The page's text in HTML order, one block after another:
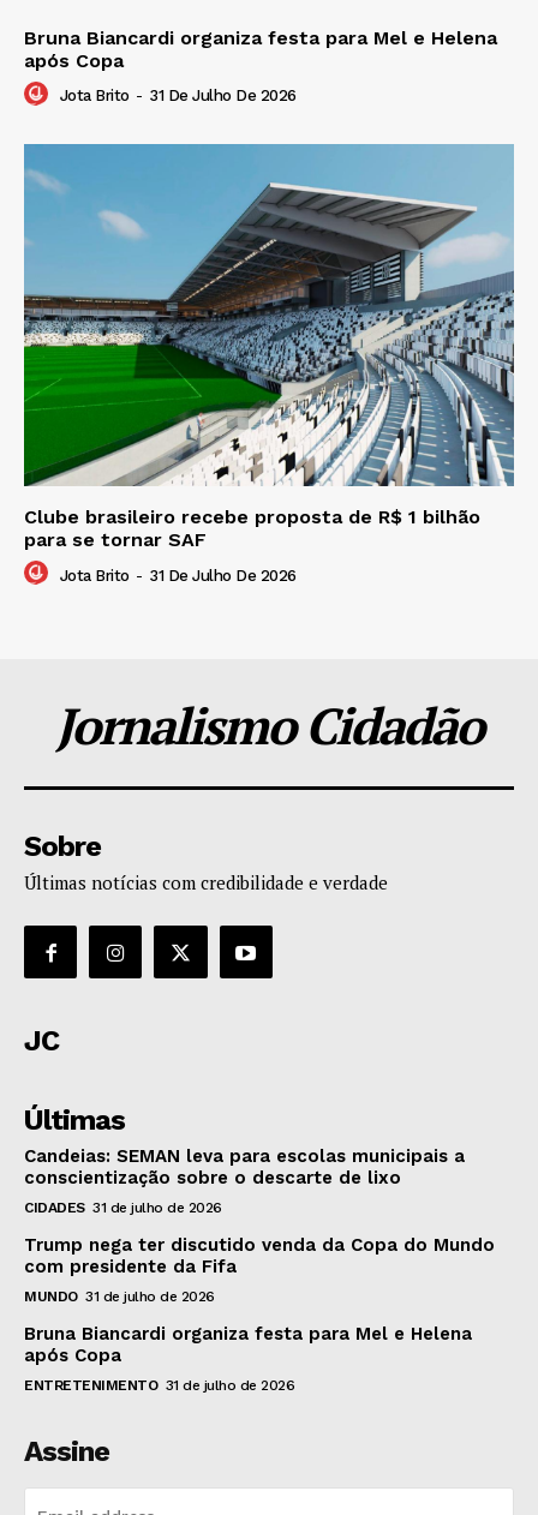
Bruna Biancardi organiza festa para Mel e Helena
após Copa
Jota Brito - 31 De Julho De 2026
Clube brasileiro recebe proposta de R$ 1 bilhão
para se tornar SAF
Jota Brito - 31 De Julho De 2026
Jornalismo Cidadão
Sobre
Últimas notícias com credibilidade e verdade
JC
Últimas
Candeias: SEMAN leva para escolas municipais a
conscientização sobre o descarte de lixo
CIDADES 31 de julho de 2026
Trump nega ter discutido venda da Copa do Mundo
com presidente da Fifa
MUNDO 31 de julho de 2026
Bruna Biancardi organiza festa para Mel e Helena
após Copa
ENTRETENIMENTO 31 de julho de 2026
Assine